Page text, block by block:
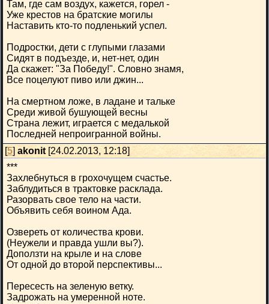
Там, где сам воздух, кажется, горел -
Уже крестов на братские могилы
Наставить кто-то подленький успел.
Подростки, дети с глупыми глазами
Сидят в подъезде, и, нет-нет, один
Да скажет: "За Победу!". Словно знамя,
Все поцелуют пиво или джин...
На смертном ложе, в ладане и тальке
Среди живой бушующей весны
Страна лежит, играется с медалькой
Последней непроигранной войны.
[5] akonit [24.02.2013, 12:18]
***
Захлебнуться в грохочущем счастье.
Заблудиться в трактовке расклада.
Разорвать свое тело на части.
Объявить себя воином Ада.
Озвереть от количества крови.
(Неужели и правда ушли вы?).
Доползти на крыле и на слове
От одной до второй перспективы...
Пересесть на зеленую ветку.
Задрожать на умеренной ноте.